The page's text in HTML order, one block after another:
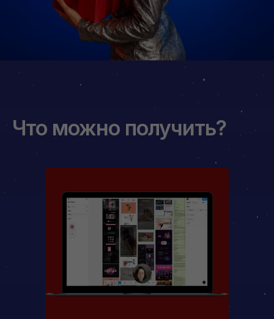
Что можно получить?